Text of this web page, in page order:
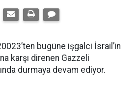
bugüne işgalci İsrail’in
karşı direnen Gazzeli
durmaya devam ediyor.